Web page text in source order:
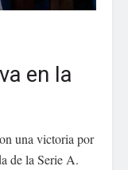
en la
una victoria por
de la Serie A.